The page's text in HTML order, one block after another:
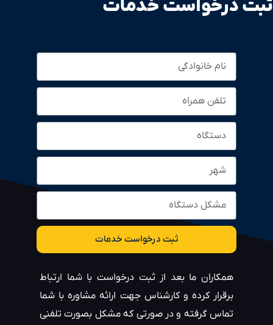
ثبت درخواست خدمات​
همکاران ما بعد از ثبت درخواست با شما ارتباط
برقرار کرده و کارشناس جهت ارائه مشاوره با شما
تماس گرفته و در صورتی که مشکل بصورت تلفنی
ثبت درخواست خدمات